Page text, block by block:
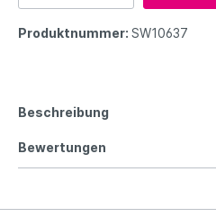
Produktnummer: SW10637
Beschreibung
Bewertungen